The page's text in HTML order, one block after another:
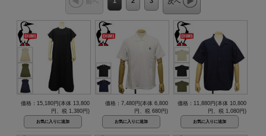
価格：15,180円(本体 13,800
円、税 1,380円)
価格：7,480円(本体 6,800
円、税 680円)
価格：11,880円(本体 10,800
円、税 1,080円)